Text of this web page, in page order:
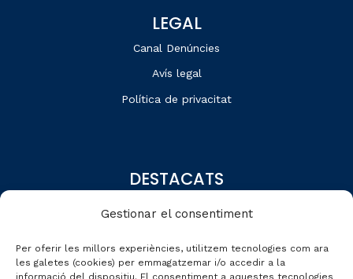
Gestionar el consentiment
Per oferir les millors experiències, utilitzem tecnologies com ara
les galetes (cookies) per emmagatzemar i/o accedir a la
LEGAL
Canal Denúncies
Avís legal
Política de privacitat
DESTACATS
Dades de mercat